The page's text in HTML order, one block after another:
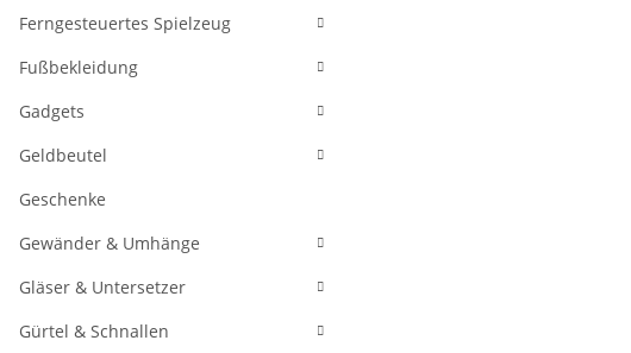
Ferngesteuertes Spielzeug
Fußbekleidung
Gadgets
Geldbeutel
Geschenke
Gewänder & Umhänge
Gläser & Untersetzer
Gürtel & Schnallen